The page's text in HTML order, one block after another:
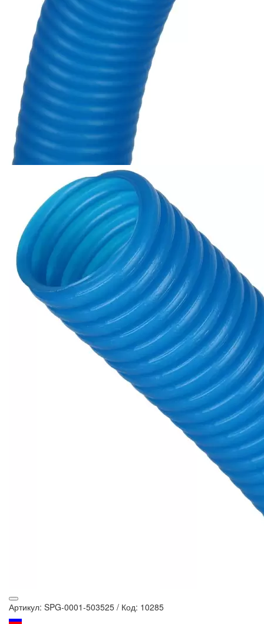
Артикул: SPG-0001-503525 / Код: 10285